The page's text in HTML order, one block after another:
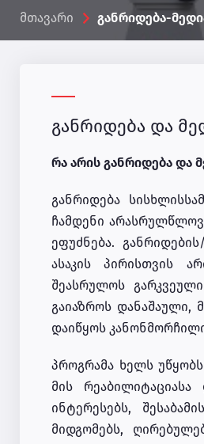
მთავარი განრიდება-
განრიდება და
რა არის განრიდება და
განრიდება
ჩამდენი
ეფუძნება.
ასაკის პირისთვის
შეასრულოს
გაიაზროს დანაშაული,
დაიწყოს
პროგრამა ხელს
მის
ინტერესებს,
მიდგომებს,